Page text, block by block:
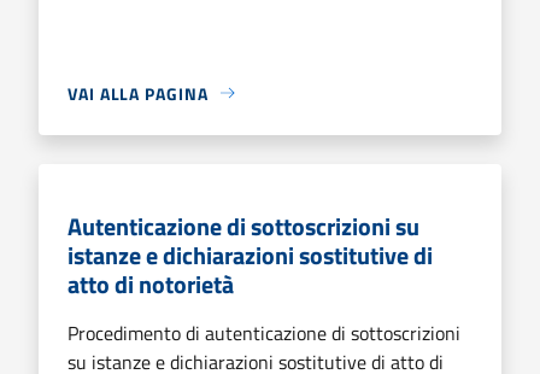
VAI ALLA PAGINA
Autenticazione di sottoscrizioni su
istanze e dichiarazioni sostitutive di
atto di notorietà
Procedimento di autenticazione di sottoscrizioni
su istanze e dichiarazioni sostitutive di atto di